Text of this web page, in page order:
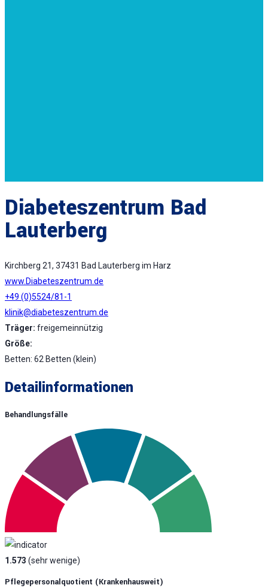
Diabeteszentrum Bad
Lauterberg
Kirchberg 21, 37431 Bad Lauterberg im Harz
www.Diabeteszentrum.de
+49 (0)5524/81-1
klinik@diabeteszentrum.de
Träger: freigemeinnützig
Größe:
Betten: 62 Betten (klein)
Detailinformationen
Behandlungsfälle
1.573 (sehr wenige)
Pflegepersonalquotient (krankenhausweit)